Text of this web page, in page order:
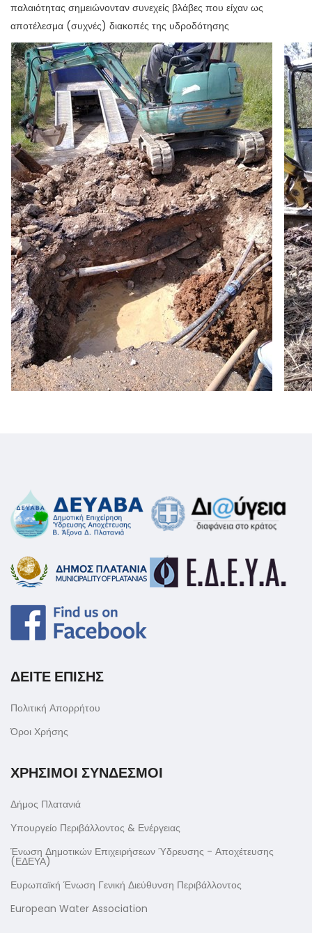
παλαιότητας σημειώνονταν συνεχείς βλάβες που είχαν ως
αποτέλεσμα (συχνές) διακοπές της υδροδότησης
ΔΕΙΤΕ ΕΠΙΣΗΣ
Πολιτική Απορρήτου
Όροι Χρήσης
ΧΡΗΣΙΜΟΙ ΣΥΝΔΕΣΜΟΙ
Δήμος Πλατανιά
Υπουργείο Περιβάλλοντος & Ενέργειας
Ένωση Δημοτικών Επιχειρήσεων Ύδρευσης - Αποχέτευσης
(ΕΔΕΥΑ)
Ευρωπαϊκή Ένωση Γενική Διεύθυνση Περιβάλλοντος
European Water Association